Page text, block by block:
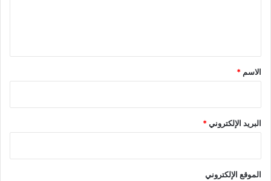
*
الاسم *
البريد الإلكتروني*
الموقع الإلكتروني